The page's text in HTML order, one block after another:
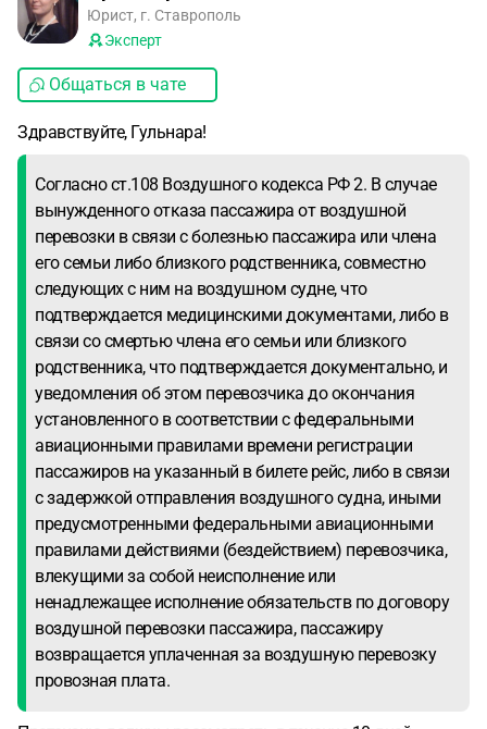
Юрист, г. Ставрополь
Эксперт
Общаться в чате
Здравствуйте, Гульнара!
Согласно ст.108 Воздушного кодекса РФ 2. В случае
вынужденного отказа пассажира от воздушной
перевозки в связи с болезнью пассажира или члена
его семьи либо близкого родственника, совместно
следующих с ним на воздушном судне, что
подтверждается медицинскими документами, либо в
связи со смертью члена его семьи или близкого
родственника, что подтверждается документально, и
уведомления об этом перевозчика до окончания
установленного в соответствии с федеральными
авиационными правилами времени регистрации
пассажиров на указанный в билете рейс, либо в связи
с задержкой отправления воздушного судна, иными
предусмотренными федеральными авиационными
правилами действиями (бездействием) перевозчика,
влекущими за собой неисполнение или
ненадлежащее исполнение обязательств по договору
воздушной перевозки пассажира, пассажиру
возвращается уплаченная за воздушную перевозку
провозная плата.